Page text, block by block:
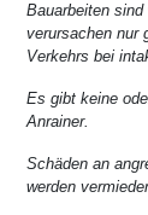
Bauarbeiten
verursachen nur
Verkehrs bei
Es gibt keine
Anrainer.
Schäden an
werden